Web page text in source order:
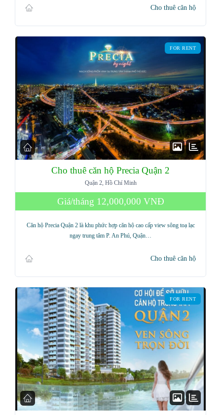
Cho thuê căn hộ
FOR RENT
Cho thuê căn hộ Precia Quận 2
Quận 2, Hồ Chí Minh
Giá/tháng 12,000,000 VNĐ
Căn hộ Precia Quận 2 là khu phức hợp căn hộ cao cấp view sông toạ lạc
ngay trung tâm P. An Phú, Quận…
Cho thuê căn hộ
FOR RENT